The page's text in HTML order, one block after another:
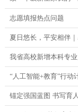
志愿填报热点问题
夏日悠长，平安相伴
我省高校新增本科专业
“人工智能+教育”行动
锚定强国蓝图 书写育